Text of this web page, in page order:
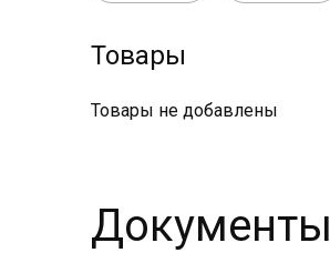
Товары
Товары не добавлены
Документы